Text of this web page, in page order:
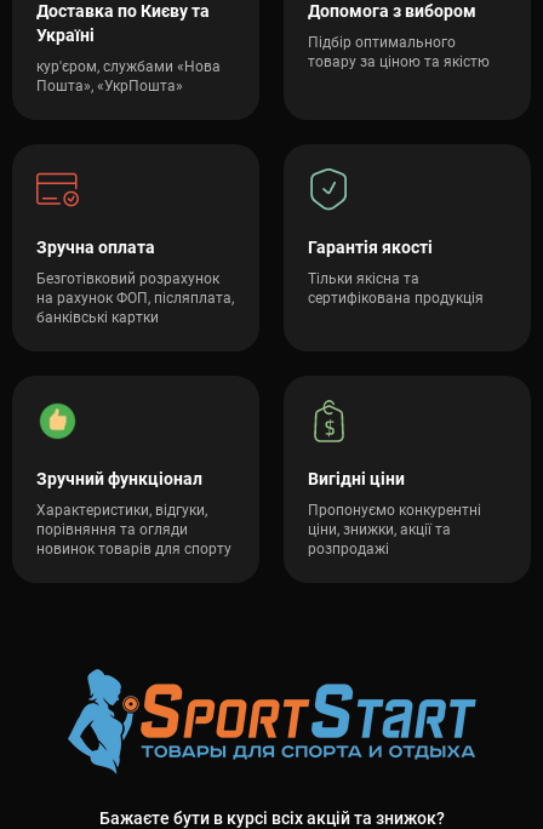
Доставка по Києву та
Україні
кур'єром, службами «Нова
Пошта», «УкрПошта»
Допомога з вибором
Підбір оптимального
товару за ціною та якістю
Зручна оплата
Безготівковий розрахунок
на рахунок ФОП, післяплата,
банківські картки
Гарантія якості
Тільки якісна та
сертифікована продукція
Зручний функціонал
Характеристики, відгуки,
порівняння та огляди
новинок товарів для спорту
Вигідні ціни
Пропонуємо конкурентні
ціни, знижки, акції та
розпродажі
Бажаєте бути в курсі всіх акцій та знижок?